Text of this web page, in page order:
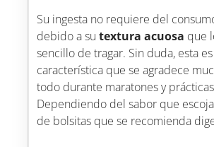
Su ingesta no requiere del
debido a sutextura acuosa que
sencillo de tragar. Sin duda, esta
característica que se agradece
todo durante maratones y
Dependiendo del sabor que
de bolsitas que se recomienda